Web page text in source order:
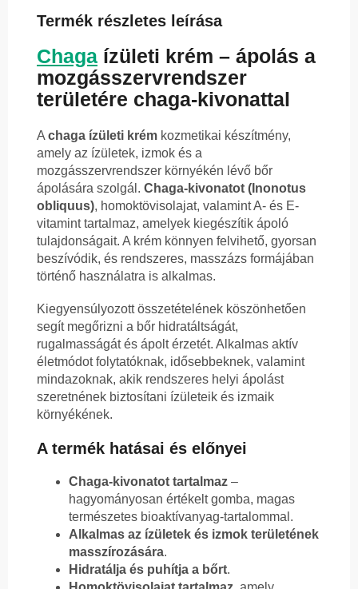
Termék részletes leírása
Chaga ízületi krém – ápolás a
mozgásszervrendszer
területére chaga-kivonattal
A chaga ízületi krém kozmetikai készítmény,
amely az ízületek, izmok és a
mozgásszervrendszer környékén lévő bőr
ápolására szolgál. Chaga-kivonatot (Inonotus
obliquus), homoktövisolajat, valamint A- és E-
vitamint tartalmaz, amelyek kiegészítik ápoló
tulajdonságait. A krém könnyen felvihető, gyorsan
beszívódik, és rendszeres, masszázs formájában
történő használatra is alkalmas.
Kiegyensúlyozott összetételének köszönhetően
segít megőrizni a bőr hidratáltságát,
rugalmasságát és ápolt érzetét. Alkalmas aktív
életmódot folytatóknak, idősebbeknek, valamint
mindazoknak, akik rendszeres helyi ápolást
szeretnének biztosítani ízületeik és izmaik
környékének.
A termék hatásai és előnyei
Chaga-kivonatot tartalmaz –
hagyományosan értékelt gomba, magas
természetes bioaktívanyag-tartalommal.
Alkalmas az ízületek és izmok területének
masszírozására.
Hidratálja és puhítja a bőrt.